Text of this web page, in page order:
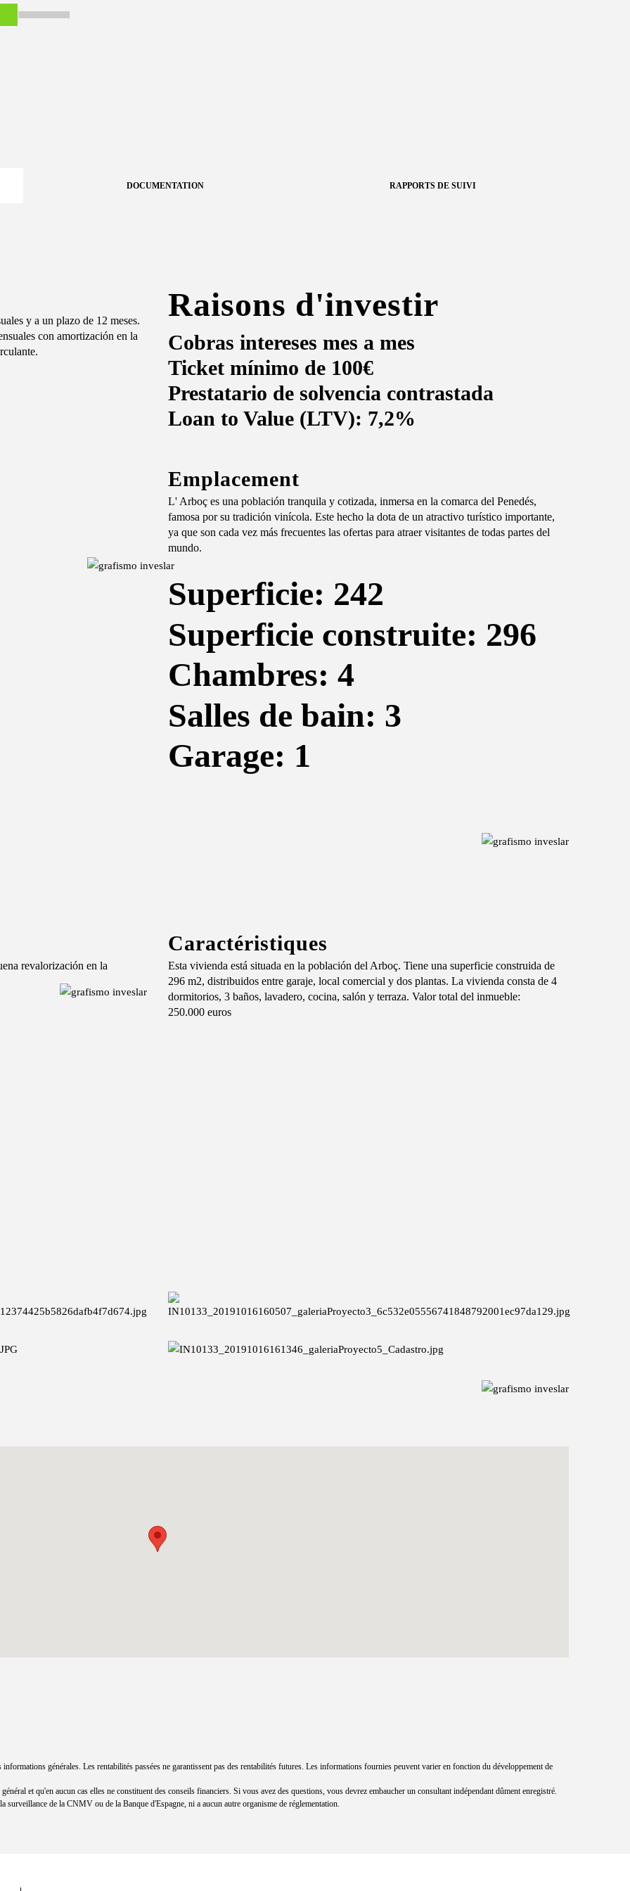
DOCUMENTATION RAPPORTS DE SUIVI
y a un plazo de 12 meses.
con amortización en la
Raisons d'investir
Cobras intereses mes a mes
Ticket mínimo de 100€
Prestatario de solvencia contrastada
Loan to Value (LTV): 7,2%
Emplacement
L' Arboç es una población tranquila y cotizada, inmersa en la comarca del Penedés,
famosa por su tradición vinícola. Este hecho la dota de un atractivo turístico importante,
ya que son cada vez más frecuentes las ofertas para atraer visitantes de todas partes del
mundo.
Superficie: 242
Superficie construite: 296
Chambres: 4
Salles de bain: 3
Garage: 1
revalorización en la
Caractéristiques
Esta vivienda está situada en la población del Arboç. Tiene una superficie construida de
296 m2, distribuidos entre garaje, local comercial y dos plantas. La vivienda consta de 4
dormitorios, 3 baños, lavadero, cocina, salón y terraza. Valor total del inmueble:
250.000 euros
générales. Les rentabilités passées ne garantissent pas des rentabilités futures. Les informations fournies peuvent varier en fonction du développement de
et qu'en aucun cas elles ne constituent des conseils financiers. Si vous avez des questions, vous devrez embaucher un consultant indépendant dûment enregistré.
surveillance de la CNMV ou de la Banque d'Espagne, ni a aucun autre organisme de réglementation.